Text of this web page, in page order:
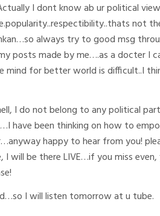
I dont know ab ur political
not
always try to good msg
posts made by me….as a docter I
mind for better world is difficult..I
I do not belong to any political
have been thinking on how to
happy to hear from you!
I will be there LIVE…if you miss
I will listen tomorrow at u tube.